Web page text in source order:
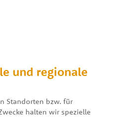
und regionale
Standorten bzw. für
halten wir spezielle